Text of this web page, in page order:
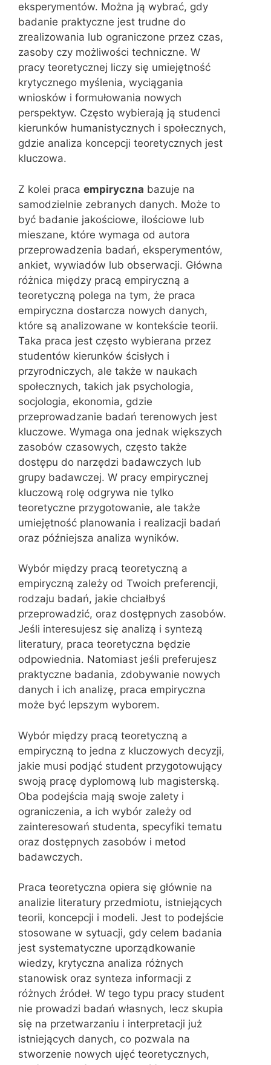
eksperymentów. Można ją wybrać, gdy
badanie praktyczne jest trudne do
zrealizowania lub ograniczone przez czas,
zasoby czy możliwości techniczne. W
pracy teoretycznej liczy się umiejętność
krytycznego myślenia, wyciągania
wniosków i formułowania nowych
perspektyw. Często wybierają ją studenci
kierunków humanistycznych i społecznych,
gdzie analiza koncepcji teoretycznych jest
kluczowa.
Z kolei praca empiryczna bazuje na
samodzielnie zebranych danych. Może to
być badanie jakościowe, ilościowe lub
mieszane, które wymaga od autora
przeprowadzenia badań, eksperymentów,
ankiet, wywiadów lub obserwacji. Główna
różnica między pracą empiryczną a
teoretyczną polega na tym, że praca
empiryczna dostarcza nowych danych,
które są analizowane w kontekście teorii.
Taka praca jest często wybierana przez
studentów kierunków ścisłych i
przyrodniczych, ale także w naukach
społecznych, takich jak psychologia,
socjologia, ekonomia, gdzie
przeprowadzanie badań terenowych jest
kluczowe. Wymaga ona jednak większych
zasobów czasowych, często także
dostępu do narzędzi badawczych lub
grupy badawczej. W pracy empirycznej
kluczową rolę odgrywa nie tylko
teoretyczne przygotowanie, ale także
umiejętność planowania i realizacji badań
oraz późniejsza analiza wyników.
Wybór między pracą teoretyczną a
empiryczną zależy od Twoich preferencji,
rodzaju badań, jakie chciałbyś
przeprowadzić, oraz dostępnych zasobów.
Jeśli interesujesz się analizą i syntezą
literatury, praca teoretyczna będzie
odpowiednia. Natomiast jeśli preferujesz
praktyczne badania, zdobywanie nowych
danych i ich analizę, praca empiryczna
może być lepszym wyborem.
Wybór między pracą teoretyczną a
empiryczną to jedna z kluczowych decyzji,
jakie musi podjąć student przygotowujący
swoją pracę dyplomową lub magisterską.
Oba podejścia mają swoje zalety i
ograniczenia, a ich wybór zależy od
zainteresowań studenta, specyfiki tematu
oraz dostępnych zasobów i metod
badawczych.
Praca teoretyczna opiera się głównie na
analizie literatury przedmiotu, istniejących
teorii, koncepcji i modeli. Jest to podejście
stosowane w sytuacji, gdy celem badania
jest systematyczne uporządkowanie
wiedzy, krytyczna analiza różnych
stanowisk oraz synteza informacji z
różnych źródeł. W tego typu pracy student
nie prowadzi badań własnych, lecz skupia
się na przetwarzaniu i interpretacji już
istniejących danych, co pozwala na
stworzenie nowych ujęć teoretycznych,